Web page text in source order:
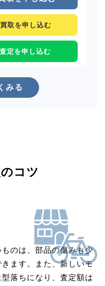
取を申し込む
定を申し込む
みる
コツ
のは、部品の傷みも少
ます。また、新しいモ
落ちになり、査定額は